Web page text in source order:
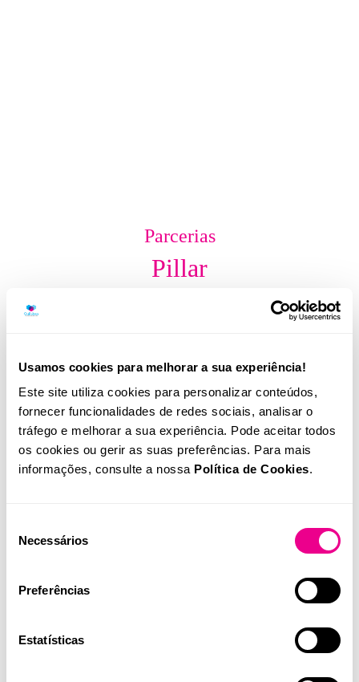
Usamos cookies para melhorar a sua experiência!
Este site utiliza cookies para personalizar conteúdos,
fornecer funcionalidades de redes sociais, analisar o
tráfego e melhorar a sua experiência. Pode aceitar todos
os cookies ou gerir as suas preferências. Para mais
informações, consulte a nossa Política de Cookies.
Necessários
Preferências
Estatísticas
Parcerias
Pillar